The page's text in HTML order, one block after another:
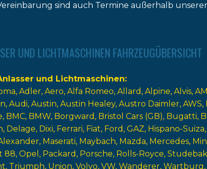
sind auch Termine außerhalb
UND LICHTMASCHINEN FAHRZEUGÜBERSICHT
und Lichtmaschinen
Adler Aero Alfa Romeo Allard Alpine Alvis
Audi Austin Austin Healey Austro Daimler AWS
BMC BMW Borgward Bristol Cars (GB) Bugatti
Delage Dixi Ferrari Fiat Ford GAZ Hispano-Suiza
Maserati Maybach Mazda Mercedes
88 Opel Packard Porsche Rolls-Royce
Triumph Union Volvo VW Wanderer Wartburg